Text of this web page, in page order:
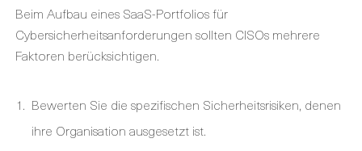
Beim Aufbau eines SaaS-Portfolios für
Cybersicherheitsanforderungen sollten CISOs mehrere
Faktoren berücksichtigen.
Bewerten Sie die spezifischen Sicherheitsrisiken, denen
ihre Organisation ausgesetzt ist.